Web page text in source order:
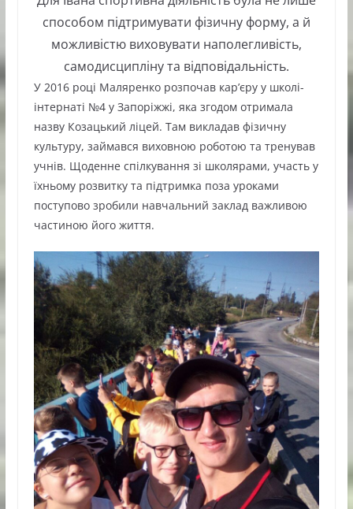
способом підтримувати фізичну форму, а й
можливістю виховувати наполегливість,
самодисципліну та відповідальність.
У 2016 році Маляренко розпочав кар’єру у школі-
інтернаті №4 у Запоріжжі, яка згодом отримала
назву Козацький ліцей. Там викладав фізичну
культуру, займався виховною роботою та тренував
учнів. Щоденне спілкування зі школярами, участь у
їхньому розвитку та підтримка поза уроками
поступово зробили навчальний заклад важливою
частиною його життя.